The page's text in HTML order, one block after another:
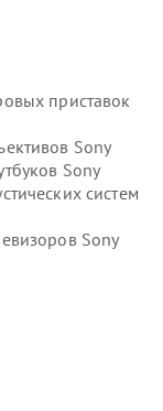
приставок
Sony
Sony
систем
Sony